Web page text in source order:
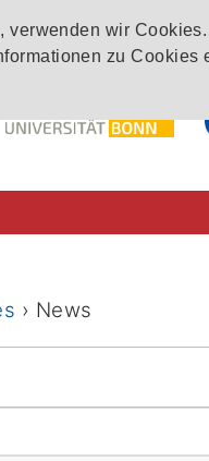
verwenden wir
zu Cookies
› News